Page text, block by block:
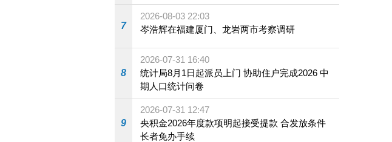
施
7
2026-08-03 22:03
岑浩辉在福建厦门、龙岩两市考察调研
8
2026-07-31 16:40
统计局8月1日起派员上门 协助住户完成2026 中
期人口统计问卷
9
2026-07-31 12:47
央积金2026年度款项明起接受提款 合发放条件
长者免办手续